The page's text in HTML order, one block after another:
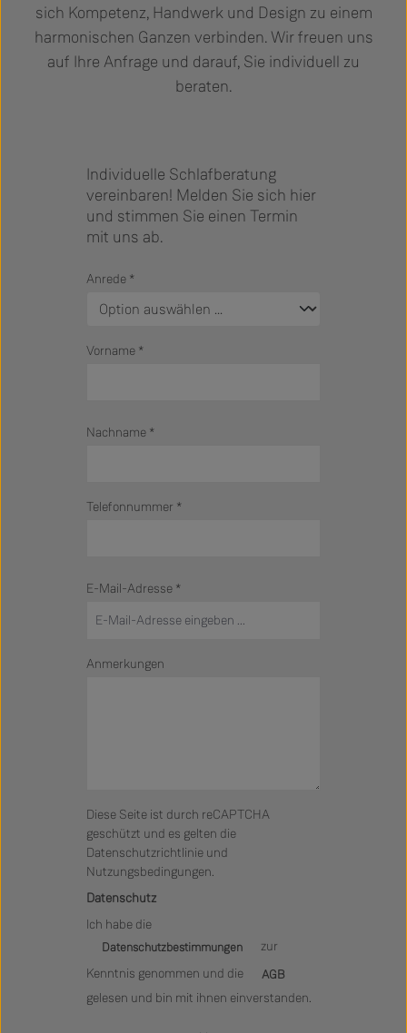
sich Kompetenz, Handwerk und Design zu einem
harmonischen Ganzen verbinden. Wir freuen uns
auf Ihre Anfrage und darauf, Sie individuell zu
beraten.
Individuelle Schlafberatung
vereinbaren! Melden Sie sich hier
und stimmen Sie einen Termin
mit uns ab.
Anrede *
Vorname *
Nachname *
Telefonnummer *
E-Mail-Adresse *
Anmerkungen
Diese Seite ist durch reCAPTCHA
geschützt und es gelten die
Datenschutzrichtlinie und
Nutzungsbedingungen.
Datenschutz
Ich habe die
Datenschutzbestimmungen
zur
Kenntnis genommen und die
AGB
gelesen und bin mit ihnen einverstanden.